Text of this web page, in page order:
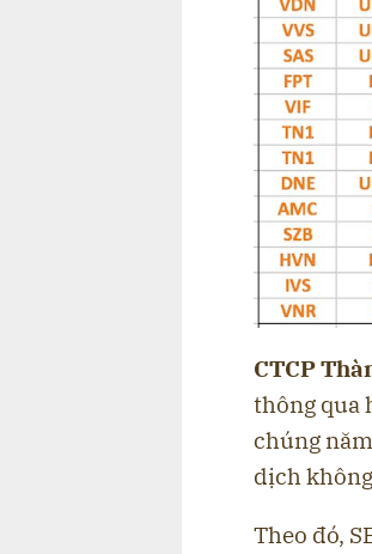
CTCP
thông qua
chúng
dịch
Theo đó,